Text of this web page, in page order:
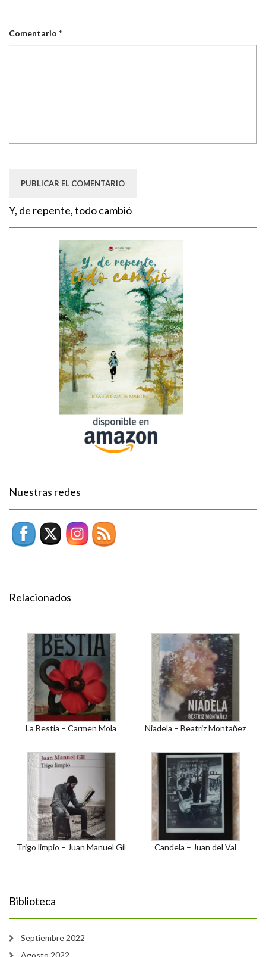
Comentario *
Y, de repente, todo cambió
Nuestras redes
Relacionados
La Bestia – Carmen Mola Niadela – Beatriz Montañez
Trigo limpio – Juan Manuel Gil Candela – Juan del Val
Biblioteca
Septiembre 2022
Agosto 2022